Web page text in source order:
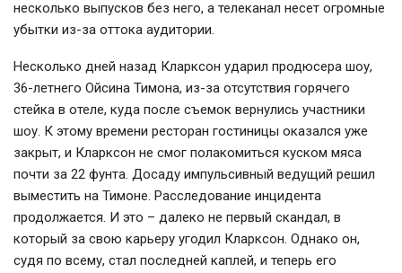
несколько выпусков без него, а телеканал несет огромные
убытки из-за оттока аудитории.
Несколько дней назад Кларксон ударил продюсера шоу,
36-летнего Ойсина Тимона, из-за отсутствия горячего
стейка в отеле, куда после съемок вернулись участники
шоу. К этому времени ресторан гостиницы оказался уже
закрыт, и Кларксон не смог полакомиться куском мяса
почти за 22 фунта. Досаду импульсивный ведущий решил
выместить на Тимоне. Расследование инцидента
продолжается. И это – далеко не первый скандал, в
который за свою карьеру угодил Кларксон. Однако он,
судя по всему, стал последней каплей, и теперь его